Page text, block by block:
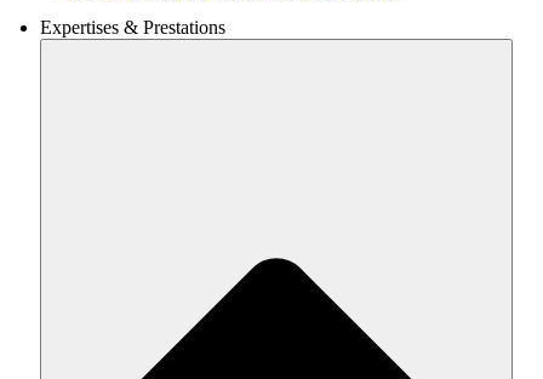
Expertises & Prestations